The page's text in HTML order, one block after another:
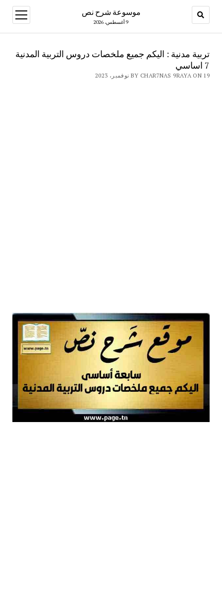
موسوعة شرح نص
9 أغسطس، 2026
open
menu
تربية مدنية : اليكم جميع ملخصات دروس التربية المدنية
7 اساسي
BY CHAR7NAS 9RAYA ON 19 نوفمبر، 2023